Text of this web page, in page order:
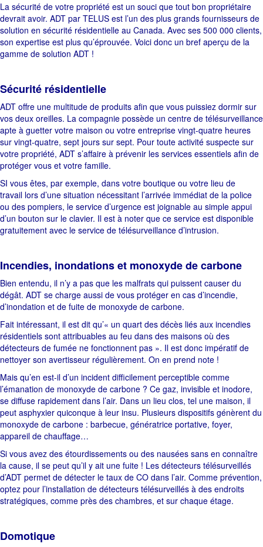
La sécurité de votre propriété est un souci que tout bon propriétaire
devrait avoir. ADT par TELUS est l’un des plus grands fournisseurs de
solution en sécurité résidentielle au Canada. Avec ses 500 000 clients,
son expertise est plus qu’éprouvée. Voici donc un bref aperçu de la
gamme de solution ADT !
Sécurité résidentielle
ADT offre une multitude de produits afin que vous puissiez dormir sur
vos deux oreilles. La compagnie possède un centre de télésurveillance
apte à guetter votre maison ou votre entreprise vingt-quatre heures
sur vingt-quatre, sept jours sur sept. Pour toute activité suspecte sur
votre propriété, ADT s’affaire à prévenir les services essentiels afin de
protéger vous et votre famille.
SI vous êtes, par exemple, dans votre boutique ou votre lieu de
travail lors d’une situation nécessitant l’arrivée immédiat de la police
ou des pompiers, le service d’urgence est joignable au simple appui
d’un bouton sur le clavier. Il est à noter que ce service est disponible
gratuitement avec le service de télésurveillance d’intrusion.
Incendies, inondations et monoxyde de carbone
Bien entendu, il n’y a pas que les malfrats qui puissent causer du
dégât. ADT se charge aussi de vous protéger en cas d’incendie,
d’inondation et de fuite de monoxyde de carbone.
Fait intéressant, il est dit qu’« un quart des décès liés aux incendies
résidentiels sont attribuables au feu dans des maisons où des
détecteurs de fumée ne fonctionnent pas ». Il est donc impératif de
nettoyer son avertisseur régulièrement. On en prend note !
Mais qu’en est-il d’un incident difficilement perceptible comme
l’émanation de monoxyde de carbone ? Ce gaz, invisible et inodore,
se diffuse rapidement dans l’air. Dans un lieu clos, tel une maison, il
peut asphyxier quiconque à leur insu. Plusieurs dispositifs génèrent du
monoxyde de carbone : barbecue, génératrice portative, foyer,
appareil de chauffage…
Si vous avez des étourdissements ou des nausées sans en connaître
la cause, il se peut qu’il y ait une fuite ! Les détecteurs télésurveillés
d’ADT permet de détecter le taux de CO dans l’air. Comme prévention,
optez pour l’installation de détecteurs télésurveillés à des endroits
stratégiques, comme près des chambres, et sur chaque étage.
Domotique